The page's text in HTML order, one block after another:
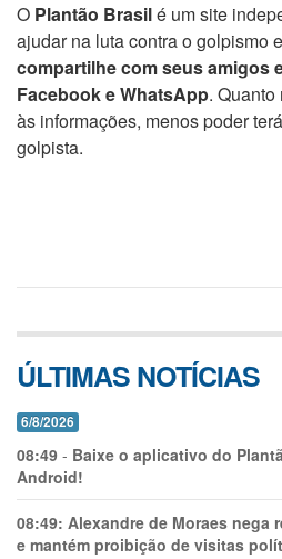
O Plantão Brasilé um site
ajudar na luta contra o golpismo
compartilhe com seus amigos
Facebook e WhatsApp.
às informações, menos poder
golpista.
ÚLTIMAS NOTÍCIAS
6/8/2026
08:49 - Baixe o aplicativo do
Android!
08:49: Alexandre de Moraes nega
e mantém proibição de visitas